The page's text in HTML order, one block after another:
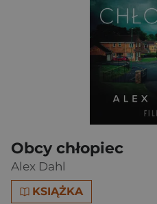
Obcy chłopiec
Alex Dahl
KSIĄŻKA